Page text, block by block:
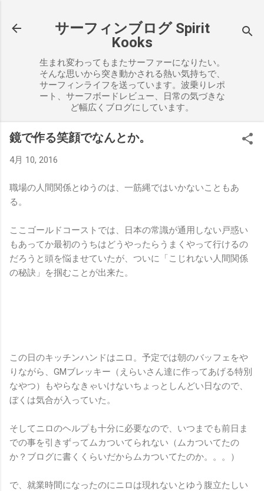
サーフィンブログ Spirit
Kooks
生まれ変わってもまたサーファーになりたい。
そんな思いから突き動かされる熱い気持ちで、
サーフィンライフを送っています。波乗りレポ
ート、サーフボードレビュー、日常の気づきな
ど幅広くブログにしています。
鏡で作る笑顔でなんとか。
4月 10, 2016
職場の人間関係とゆうのは、一筋縄ではいかないこともあ
る。
ここゴールドコーストでは、日本の常識が通用しない戸惑い
もあってか最初のうちはどうやったらうまくやって行けるの
だろうと頭を悩ませていたが、ついに「こじれない人間関係
の秘訣」を掴むことが出来た。
この日のキッチンハンドはニロ。予定では朝のバッフェをや
りながら、GMブレッキー（えらいさん達に作ってあげる特別
なやつ）もやらなきゃいけないちょっとしんどい日なので、
ぼくは気合が入っていた。
そしてニロのヘルプも十分に必要なので、いつまでも前日ま
での事を引きずってムカついてられない（ムカついてたの
か？ブログに書くくらいだからムカついてたのか。。。）
で、就業時間になったのにニロは現れないとゆう腹立たしい